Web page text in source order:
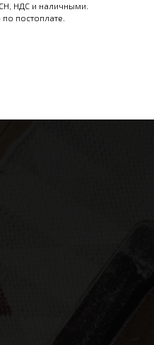
НДС и наличными.
постоплате.